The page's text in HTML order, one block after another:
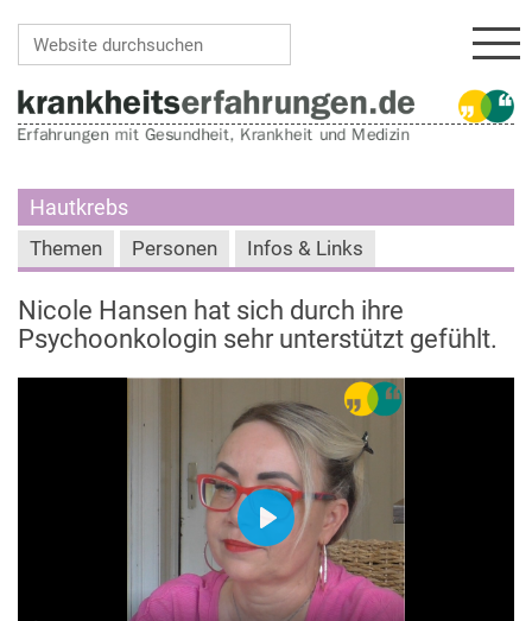
Hautkrebs
Themen Personen Infos & Links
Nicole Hansen hat sich durch ihre
Psychoonkologin sehr unterstützt gefühlt.